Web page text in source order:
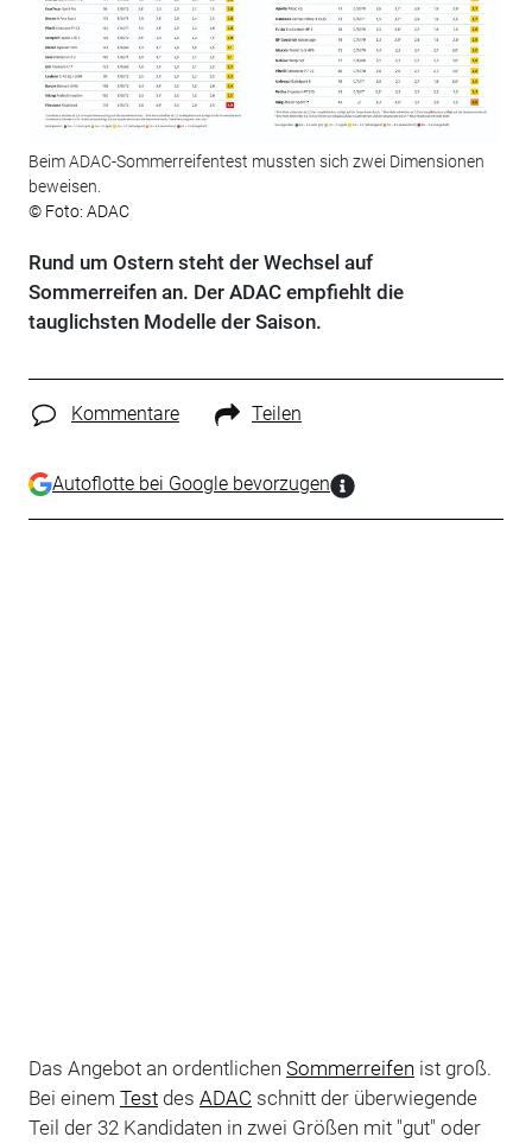
Beim ADAC-Sommerreifentest mussten sich zwei Dimensionen
beweisen.
© Foto: ADAC
Rund um Ostern steht der Wechsel auf
Sommerreifen an. Der ADAC empfiehlt die
tauglichsten Modelle der Saison.
Kommentare Teilen
Autoflotte bei Google bevorzugen
Das Angebot an ordentlichen Sommerreifen ist groß.
Bei einem Testdes ADAC schnitt der überwiegende
Teil der 32 Kandidaten in zwei Größen mit "gut" oder